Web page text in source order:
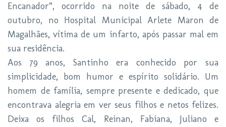
Encanador”, ocorrido na noite de sábado, 4 de
outubro, no Hospital Municipal Arlete Maron de
Magalhães, vítima de um infarto, após passar mal em
sua residência.
Aos 79 anos, Santinho era conhecido por sua
simplicidade, bom humor e espírito solidário. Um
homem de família, sempre presente e dedicado, que
encontrava alegria em ver seus filhos e netos felizes.
Deixa os filhos Cal, Reinan, Fabiana, Juliano e